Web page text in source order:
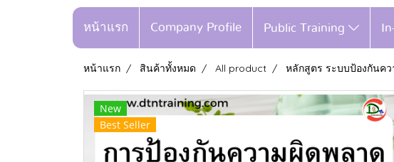
หน้าแรก Company Profile Public Training
หน้าแรก สินค้าทั้งหมด All product หลักสูตร ระบบป้องกันคว
New
Best Seller